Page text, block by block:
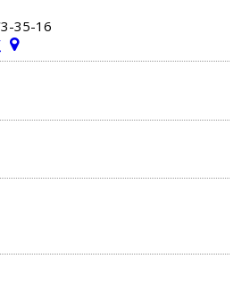
35-16